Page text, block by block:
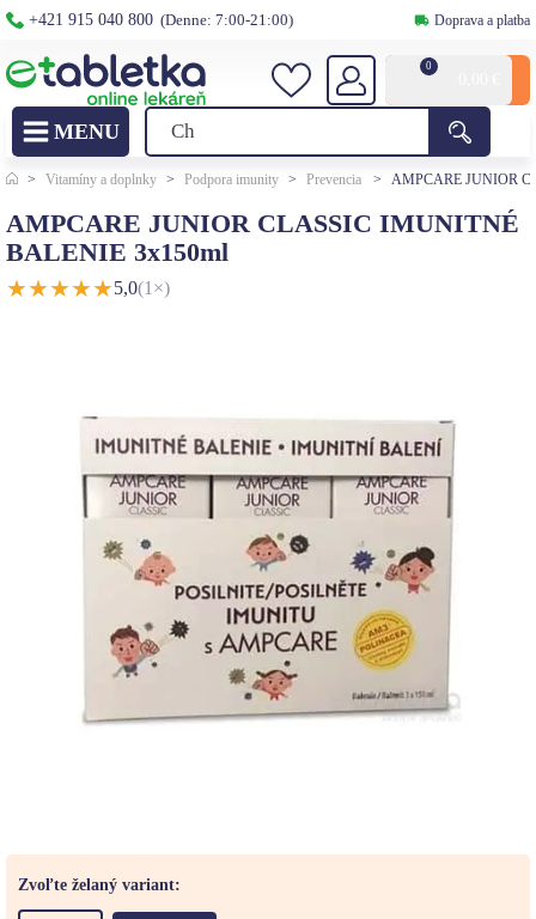
+421 915 040 800 (Denne: 7:00-21:00) Doprava a platba
0
> Vitamíny a doplnky > Podpora imunity > Prevencia > AMPCARE JUNIOR
AMPCARE JUNIOR CLASSIC IMUNITNÉ
BALENIE 3x150ml
★★★★★5,0(1×)
Zvoľte želaný variant: